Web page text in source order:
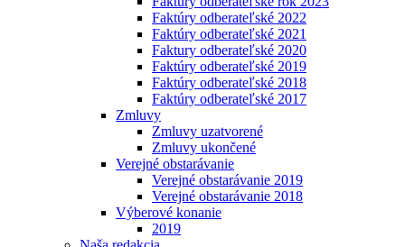
Faktúry odberateľské 2022
Faktúry odberateľské 2021
Faktury odberateľské 2020
Faktúry odberateľské 2019
Faktúry odberateľské 2018
Faktúry odberateľské 2017
Zmluvy
Zmluvy uzatvorené
Zmluvy ukončené
Verejné obstarávanie
Verejné obstarávanie 2019
Verejné obstarávanie 2018
Výberové konanie
2019